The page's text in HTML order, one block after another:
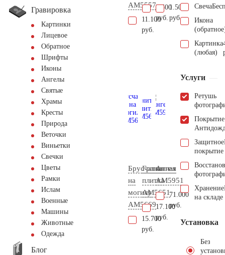
Гравировка
Картинки
Лицевое
Обратное
Шрифты
Иконы
Ангелы
Святые
Храмы
Кресты
Природа
Веточки
Виньетки
Свечки
Цветы
Рамки
Ислам
Военные
Машины
Животные
Одежда
Блог
AM5557
11.100
руб.
2.500
руб.
1.500
руб.
Брусчатка
на
могилу
AM5669
15.700
руб.
Гранитная
плитка
AM5651
17.100
руб.
Ангел
AM5951
71.000
руб.
Свеча
Икона
Картинка
(любая)
Услуги
Ретушь
Покрытие
Защитное
покрытие
Хранение
на складе
Установка
Без